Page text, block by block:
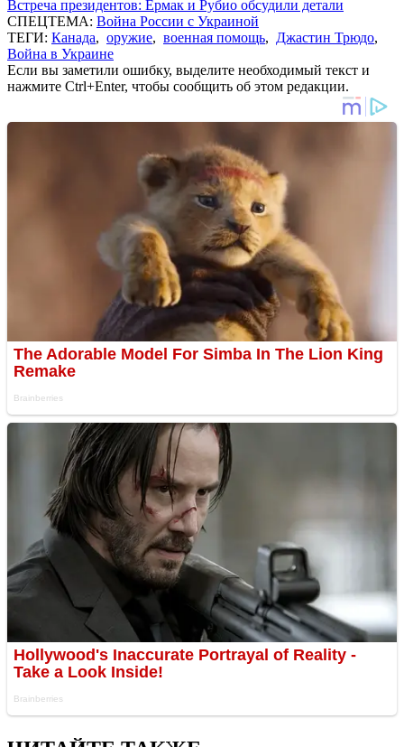
Встреча президентов: Ермак и Рубио обсудили детали
СПЕЦТЕМА: Война России с Украиной
ТЕГИ: Канада, оружие, военная помощь, Джастин Трюдо,
Война в Украине
Если вы заметили ошибку, выделите необходимый текст и
нажмите Ctrl+Enter, чтобы сообщить об этом редакции.